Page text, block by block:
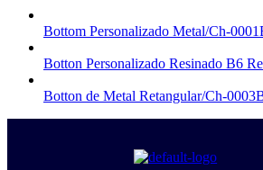
Bottom Personalizado Metal/Ch-
Botton Personalizado Resinado B6
Botton de Metal Retangular/Ch-